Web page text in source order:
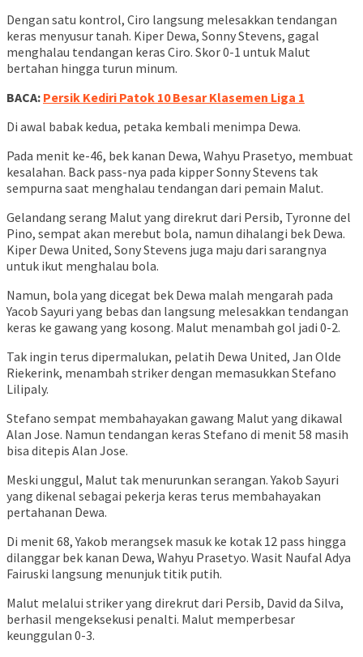
Dengan satu kontrol, Ciro langsung melesakkan tendangan
keras menyusur tanah. Kiper Dewa, Sonny Stevens, gagal
menghalau tendangan keras Ciro. Skor 0-1 untuk Malut
bertahan hingga turun minum.
BACA: Persik Kediri Patok 10 Besar Klasemen Liga 1
Di awal babak kedua, petaka kembali menimpa Dewa.
Pada menit ke-46, bek kanan Dewa, Wahyu Prasetyo, membuat
kesalahan. Back pass-nya pada kipper Sonny Stevens tak
sempurna saat menghalau tendangan dari pemain Malut.
Gelandang serang Malut yang direkrut dari Persib, Tyronne del
Pino, sempat akan merebut bola, namun dihalangi bek Dewa.
Kiper Dewa United, Sony Stevens juga maju dari sarangnya
untuk ikut menghalau bola.
Namun, bola yang dicegat bek Dewa malah mengarah pada
Yacob Sayuri yang bebas dan langsung melesakkan tendangan
keras ke gawang yang kosong. Malut menambah gol jadi 0-2.
Tak ingin terus dipermalukan, pelatih Dewa United, Jan Olde
Riekerink, menambah striker dengan memasukkan Stefano
Lilipaly.
Stefano sempat membahayakan gawang Malut yang dikawal
Alan Jose. Namun tendangan keras Stefano di menit 58 masih
bisa ditepis Alan Jose.
Meski unggul, Malut tak menurunkan serangan. Yakob Sayuri
yang dikenal sebagai pekerja keras terus membahayakan
pertahanan Dewa.
Di menit 68, Yakob merangsek masuk ke kotak 12 pass hingga
dilanggar bek kanan Dewa, Wahyu Prasetyo. Wasit Naufal Adya
Fairuski langsung menunjuk titik putih.
Malut melalui striker yang direkrut dari Persib, David da Silva,
berhasil mengeksekusi penalti. Malut memperbesar
keunggulan 0-3.